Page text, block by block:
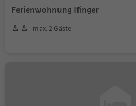
Ferienwohnung Ifinger
max. 2 Gäste